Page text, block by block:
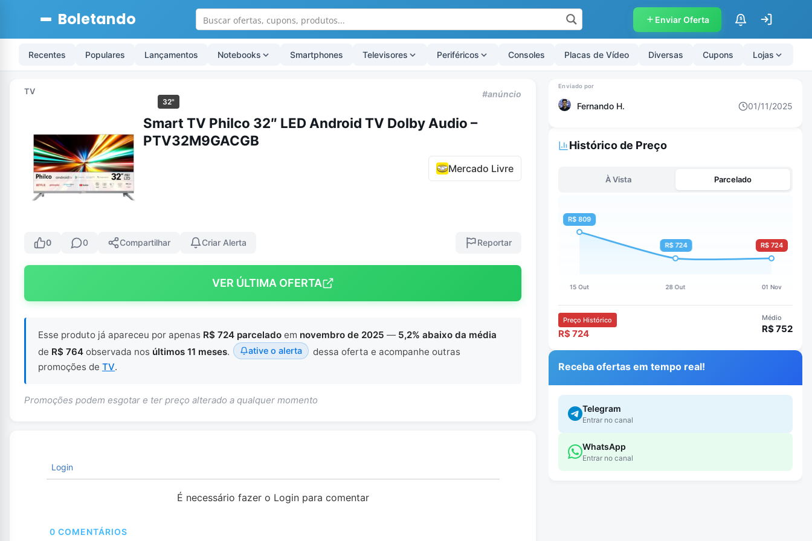
Boletando Enviar Oferta $
Recentes Populares Lançamentos Notebooks Smartphones Televisores Periféricos Consoles Placas de Vídeo Diversas Cupons Lojas
TV
32"
#anúncio
Smart TV Philco 32″ LED Android TV Dolby Audio –
PTV32M9GACGB
Mercado Livre
0 0 Compartilhar Criar Alerta Reportar
VER ÚLTIMA OFERTA
Esse produto já apareceu por apenas R$ 724 parcelado em novembro de 2025 — 5,2% abaixo da média
de R$ 764 observada nos últimos 11 meses. ative o alerta
dessa oferta e acompanhe outras
promoções de TV.
Promoções podem esgotar e ter preço alterado a qualquer momento
Login
É necessário fazer o Login para comentar
0 COMENTÁRIOS
Fernando H. 01/11/2025
Histórico de Preço
À Vista Parcelado
Preço Histórico
R$ 724
Médio
R$ 752
Receba ofertas em tempo real!
Telegram
Entrar no canal
WhatsApp
Entrar no canal